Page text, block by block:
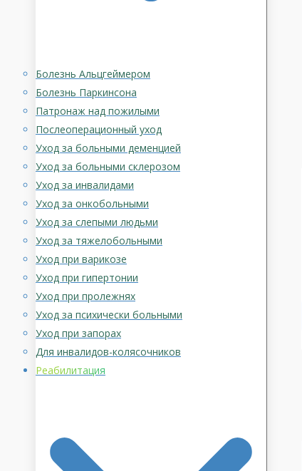
Болезнь Альцгеймером
Болезнь Паркинсона
Патронаж над пожилыми
Послеоперационный уход
Уход за больными деменцией
Уход за больными склерозом
Уход за инвалидами
Уход за онкобольными
Уход за слепыми людьми
Уход за тяжелобольными
Уход при варикозе
Уход при гипертонии
Уход при пролежнях
Уход за психически больными
Уход при запорах
Для инвалидов-колясочников
Реабилитация